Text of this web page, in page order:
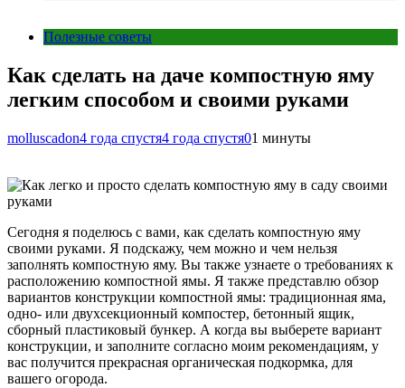
Полезные советы
Как сделать на даче компостную яму
легким способом и своими руками
molluscadon4 года спустя4 года спустя01 минуты
Сегодня я поделюсь с вами, как сделать компостную яму
своими руками. Я подскажу, чем можно и чем нельзя
заполнять компостную яму. Вы также узнаете о требованиях к
расположению компостной ямы. Я также представлю обзор
вариантов конструкции компостной ямы: традиционная яма,
одно- или двухсекционный компостер, бетонный ящик,
сборный пластиковый бункер. А когда вы выберете вариант
конструкции, и заполните согласно моим рекомендациям, у
вас получится прекрасная органическая подкормка, для
вашего огорода.